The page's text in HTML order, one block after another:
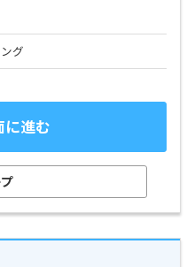
グ
に進む